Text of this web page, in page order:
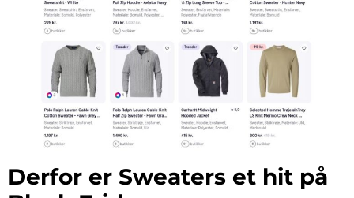
Derfor er Sweaters et hit på